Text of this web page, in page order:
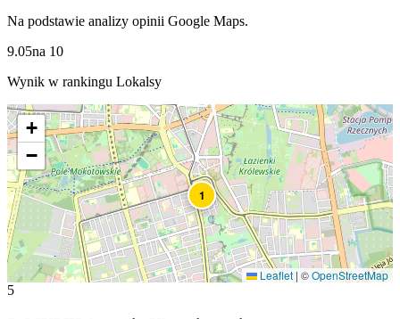
Na podstawie analizy opinii Google Maps.
9.05na 10
Wynik w rankingu Lokalsy
1
+
−
Leaflet | ©OpenStreetMap
5